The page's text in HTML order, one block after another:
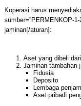
Koperasi harus
sumber=”PERMENKOP-
jaminan[/aturan]:
Aset yang dibeli
Jaminan tambahan
Fidusia
Deposito
Lembaga
Aset pribadi